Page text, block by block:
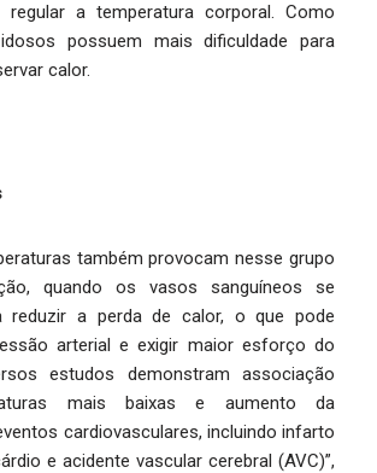
regular a temperatura corporal. Como
possuem mais dificuldade para
calor.
também provocam nesse grupo
quando os vasos sanguíneos se
reduzir a perda de calor, o que pode
arterial e exigir maior esforço do
estudos demonstram associação
mais baixas e aumento da
cardiovasculares, incluindo infarto
e acidente vascular cerebral (AVC)”,